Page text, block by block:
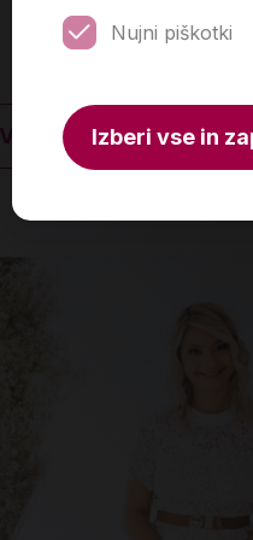
V košarico
Nujni piškotki
Izberi vse in